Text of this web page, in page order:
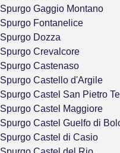
Spurgo Gaggio Montano
Spurgo Fontanelice
Spurgo Dozza
Spurgo Crevalcore
Spurgo Castenaso
Spurgo Castello d'Argile
Spurgo Castel San Pietro
Spurgo Castel Maggiore
Spurgo Castel Guelfo di
Spurgo Castel di Casio